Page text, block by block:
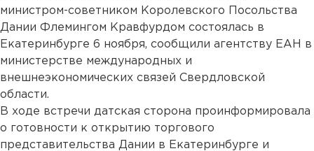
министром-советником Королевского Посольства
Дании Флемингом Кравфурдом состоялась в
Екатеринбурге 6 ноября, сообщили агентству ЕАН в
министерстве международных и
внешнеэкономических связей Свердловской
области.
В ходе встречи датская сторона проинформировала
о готовности к открытию торгового
представительства Дании в Екатеринбурге и